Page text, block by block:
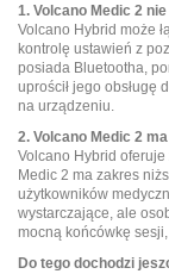
1. Volcano Medic 2
Volcano Hybrid może
kontrolę ustawień z
posiada Bluetootha,
uprościł jego obsługę
na urządzeniu.
2. Volcano Medic 2
Volcano Hybrid
Medic 2 ma zakres
użytkowników
wystarczające, ale
mocną końcówkę
Do tego dochodzi